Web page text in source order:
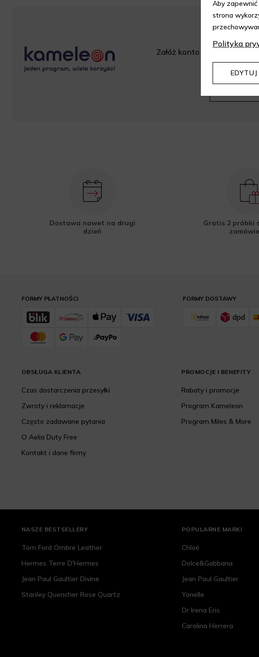
Załóż konto w sklepie Aelia
zakupów z
Dostawa nawet na drugi
dzień
Gratis 2 próbki
FORMY DOSTAWY
FORMY PŁATNOŚCI
OBSŁUGA KLIENTA
Czas dostarczenia przesyłki
Zwroty i reklamacje
Często zadawane pytania
O Aelia Duty Free
Kontakt i dane firmy
PROMOCJE I BENEFITY
Rabaty i promocje
Program Kameleon
Program Miles & More
NASZE BESTSELLERY
Tom Ford Ombre Leather
Hermes Terre D'Hermes
Jean Paul Gaultier Divine
Stanley Quencher Rose Quartz
POPULARNE MARKI
Chloé
Dolce&Gabbana
Jean Paul Gaultier
Yonelle
Dr Irena Eris
Carolina Herrera
Aby
strona
Polityka